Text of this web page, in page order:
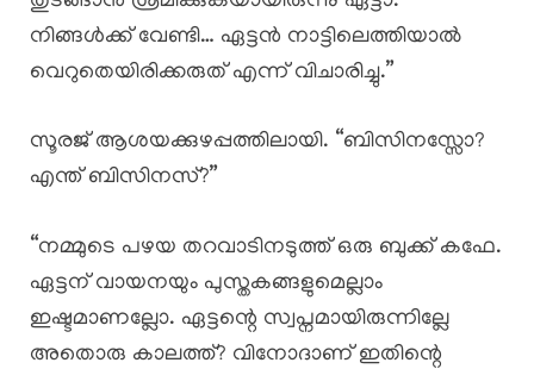
നിങ്ങൾക്ക് വേണ്ടി… ഏട്ടൻ നാട്ടിലെത്തിയാൽ
വെറുതെയിരിക്കരുത് എന്ന് വിചാരിച്ചു.”
സൂരജ് ആശയക്കുഴപ്പത്തിലായി. “ബിസിനസ്സോ?
എന്ത് ബിസിനസ്?”
“നമ്മുടെ പഴയ തറവാടിനടുത്ത് ഒരു ബുക്ക് കഫേ.
ഏട്ടന് വായനയും പുസ്തകങ്ങളുമെല്ലാം
ഇഷ്ടമാണല്ലോ. ഏട്ടന്റെ സ്വപ്നമായിരുന്നില്ലേ
അതൊരു കാലത്ത്? വിനോദാണ് ഇതിന്റെ